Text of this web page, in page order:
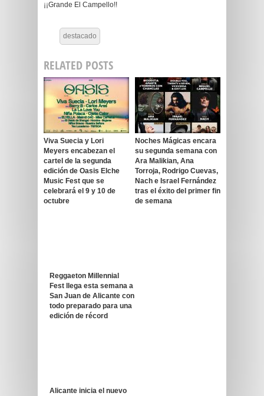
¡¡Grande El Campello!!
destacado
RELATED POSTS
Viva Suecia y Lori
Meyers encabezan el
cartel de la segunda
edición de Oasis Elche
Music Fest que se
celebrará el 9 y 10 de
octubre
Noches Mágicas encara
su segunda semana con
Ara Malikian, Ana
Torroja, Rodrigo Cuevas,
Nach e Israel Fernández
tras el éxito del primer fin
de semana
Reggaeton Millennial
Fest llega esta semana a
San Juan de Alicante con
todo preparado para una
edición de récord
Alicante inicia el nuevo